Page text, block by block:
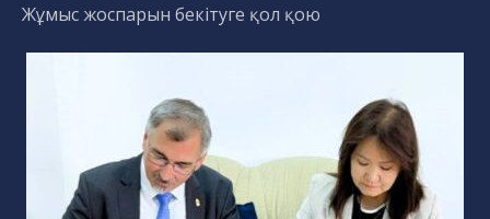
Жұмыс жоспарын бекітуге қол қою